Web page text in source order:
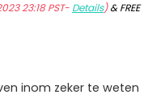
23:18 PST- Details)&FREE
inom zeker te weten